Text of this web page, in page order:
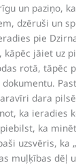
un paziņo,
dzēruši un
pie
jāiet uz
rotā, tāpēc
dara
ka ieradies
ka
uzsvēris,
muļķības dēļ